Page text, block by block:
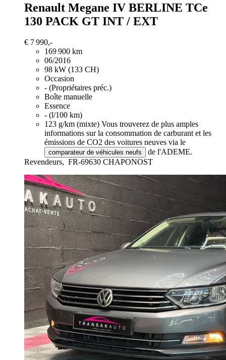
Renault Megane IV BERLINE TCe
130 PACK GT INT / EXT
€ 7 990,-
169 900 km
06/2016
98 kW (133 CH)
Occasion
- (Propriétaires préc.)
Boîte manuelle
Essence
- (l/100 km)
123 g/km (mixte) Vous trouverez de plus amples
informations sur la consommation de carburant et les
émissions de CO2 des voitures neuves via le
comparateur de véhicules neufs
de l'ADEME.
Revendeurs, FR-69630 CHAPONOST